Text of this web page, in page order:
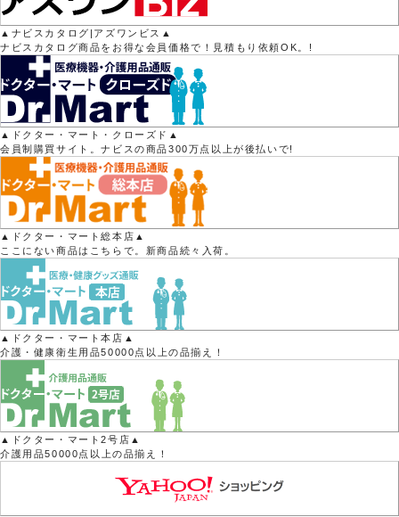
▲ナビスカタログ|アズワンビス▲
ナビスカタログ商品をお得な会員価格で！見積もり依頼OK。!
▲ドクター・マート・クローズド▲
会員制購買サイト。ナビスの商品300万点以上が後払いで!
▲ドクター・マート総本店▲
ここにない商品はこちらで。新商品続々入荷。
▲ドクター・マート本店▲
介護・健康衛生用品50000点以上の品揃え！
▲ドクター・マート2号店▲
介護用品50000点以上の品揃え！